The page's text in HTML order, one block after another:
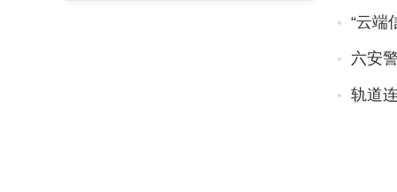
“云端
六安
轨道